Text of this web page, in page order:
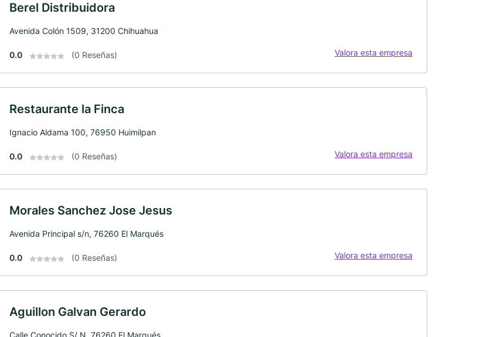
Berel Distribuidora
Avenida Colón 1509, 31200 Chihuahua
0.0 (0 Reseñas) Valora esta empresa
Restaurante la Finca
Ignacio Aldama 100, 76950 Huimilpan
0.0 (0 Reseñas) Valora esta empresa
Morales Sanchez Jose Jesus
Avenida Principal s/n, 76260 El Marqués
0.0 (0 Reseñas) Valora esta empresa
Aguillon Galvan Gerardo